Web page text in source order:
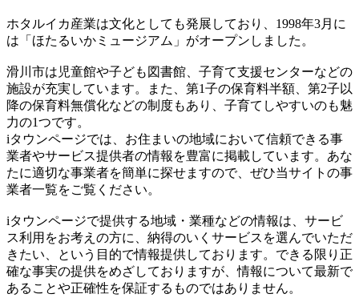
ホタルイカ産業は文化としても発展しており、1998年3月に
は「ほたるいかミュージアム」がオープンしました。
滑川市は児童館や子ども図書館、子育て支援センターなどの
施設が充実しています。また、第1子の保育料半額、第2子以
降の保育料無償化などの制度もあり、子育てしやすいのも魅
力の1つです。
iタウンページでは、お住まいの地域において信頼できる事
業者やサービス提供者の情報を豊富に掲載しています。あな
たに適切な事業者を簡単に探せますので、ぜひ当サイトの事
業者一覧をご覧ください。
iタウンページで提供する地域・業種などの情報は、サービ
ス利用をお考えの方に、納得のいくサービスを選んでいただ
きたい、という目的で情報提供しております。できる限り正
確な事実の提供をめざしておりますが、情報について最新で
あることや正確性を保証するものではありません。